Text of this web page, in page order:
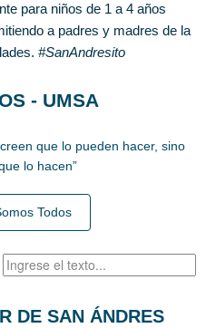
para niños de 1 a 4 años
a padres y madres de la
#SanAndresito
- UMSA
que lo pueden hacer, sino
lo hacen”
Todos
DE SAN ÁNDRES